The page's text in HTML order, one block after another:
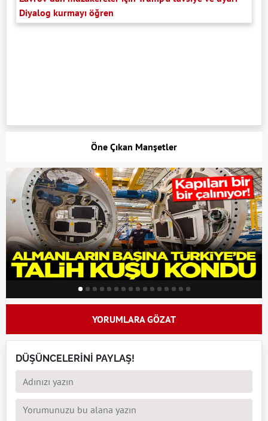
Diyalog kurmayı öğren
Öne Çıkan Manşetler
YORUMLARA GÖZAT
DÜŞÜNCELERİNİ PAYLAŞ!